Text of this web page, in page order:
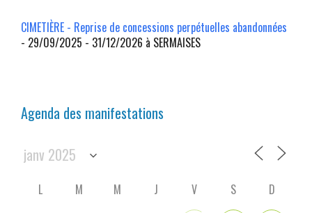
CIMETIÈRE - Reprise de concessions perpétuelles abandonnées
- 29/09/2025 - 31/12/2026 à SERMAISES
Agenda des manifestations
L M M J V S
D